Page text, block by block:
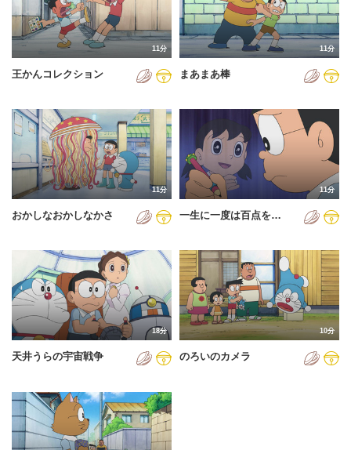
11分
王かんコレクション
11分
まあまあ棒
11分
おかしなおかしなかさ
11分
一生に一度は百点を…
18分
天井うらの宇宙戦争
10分
のろいのカメラ